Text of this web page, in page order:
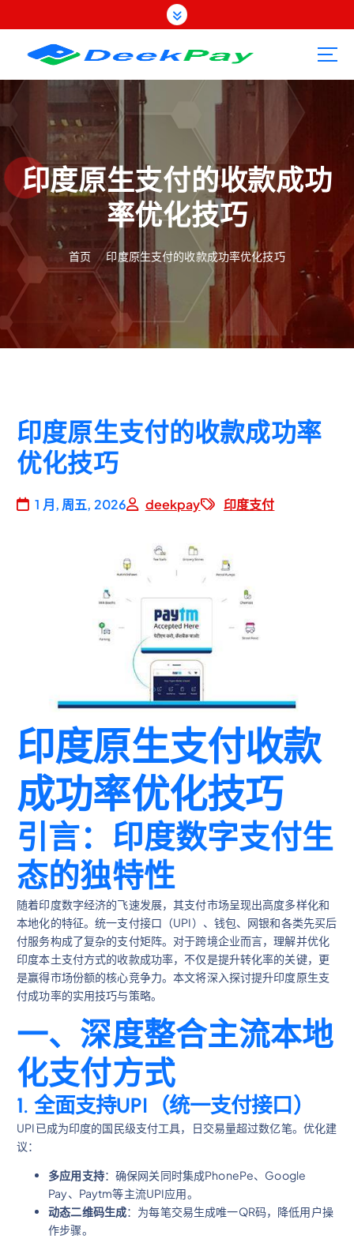
转
容
印度原生支付的收款成功
率优化技巧
首页 印度原生支付的收款成功率优化技巧
印度原生支付的收款成功率
优化技巧
1 月, 周五, 2026 deekpay 印度支付
印度原生支付收款
成功率优化技巧
引言：印度数字支付生
态的独特性
随着印度数字经济的飞速发展，其支付市场呈现出高度多样化和
本地化的特征。统一支付接口（UPI）、钱包、网银和各类先买后
付服务构成了复杂的支付矩阵。对于跨境企业而言，理解并优化
印度本土支付方式的收款成功率，不仅是提升转化率的关键，更
是赢得市场份额的核心竞争力。本文将深入探讨提升印度原生支
付成功率的实用技巧与策略。
一、深度整合主流本地
化支付方式
1. 全面支持UPI（统一支付接口）
UPI已成为印度的国民级支付工具，日交易量超过数亿笔。优化建
议：
多应用支持：确保网关同时集成PhonePe、Google
Pay、Paytm等主流UPI应用。
动态二维码生成：为每笔交易生成唯一QR码，降低用户操
作步骤。